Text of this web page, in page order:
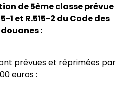
de 5ème classe prévue
1 et R.515-2 du Code des
douanes :
prévues et réprimées par
euros :